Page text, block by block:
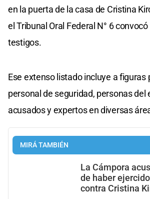
en la puerta de la casa de Cristina
el Tribunal Oral Federal N° 6
testigos.
Ese extenso listado incluye a figuras
personal de seguridad, personas del
acusados y expertos en diversas
MIRÁ TAMBIÉN
La Cámpora
de haber
contra Cristina